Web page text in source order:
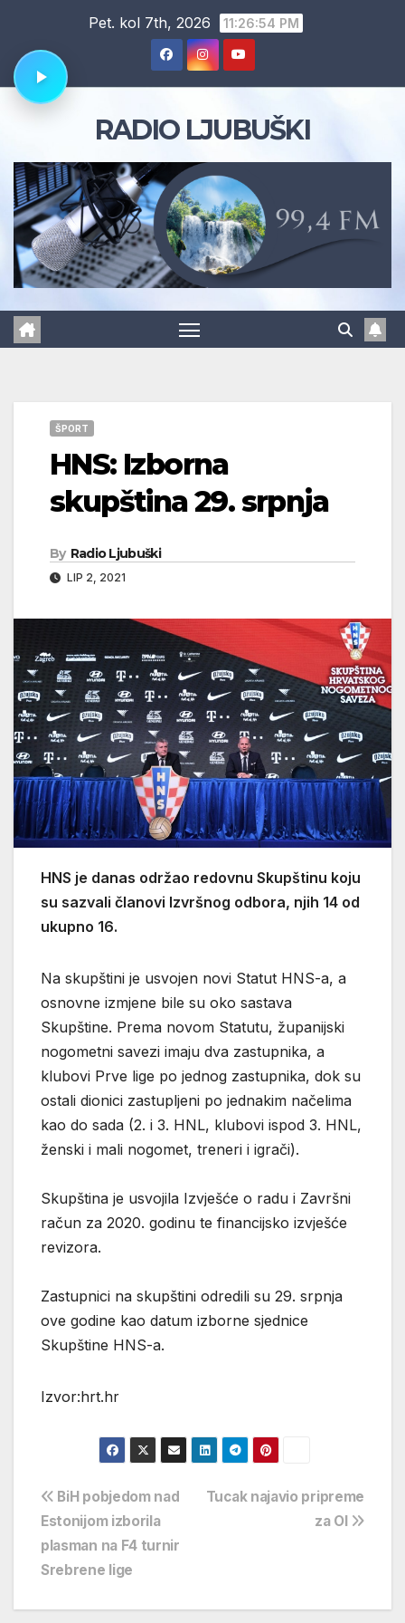
content
Pet. kol 7th, 2026 11:26:55 PM
RADIO LJUBUŠKI
ŠPORT
HNS: Izborna
skupština 29. srpnja
By Radio Ljubuški
LIP 2, 2021
HNS je danas održao redovnu Skupštinu koju
su sazvali članovi Izvršnog odbora, njih 14 od
ukupno 16.
Na skupštini je usvojen novi Statut HNS-a, a
osnovne izmjene bile su oko sastava
Skupštine. Prema novom Statutu, županijski
nogometni savezi imaju dva zastupnika, a
klubovi Prve lige po jednog zastupnika, dok su
ostali dionici zastupljeni po jednakim načelima
kao do sada (2. i 3. HNL, klubovi ispod 3. HNL,
ženski i mali nogomet, treneri i igrači).
Skupština je usvojila Izvješće o radu i Završni
račun za 2020. godinu te financijsko izvješće
revizora.
Zastupnici na skupštini odredili su 29. srpnja
ove godine kao datum izborne sjednice
Skupštine HNS-a.
Izvor:hrt.hr
Navigacija
objava
Tucak najavio pripreme
za OI
BiH pobjedom nad
Estonijom izborila
plasman na F4 turnir
Srebrene lige